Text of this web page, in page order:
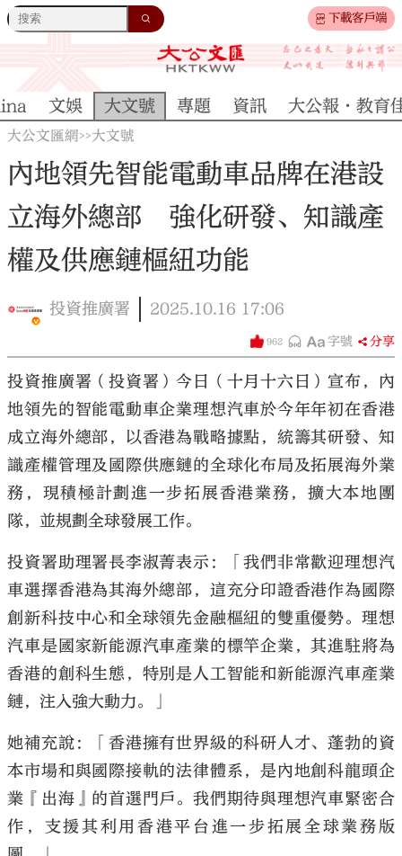
下載客戶端
大公文匯
文娛 大文號 專題 資訊 大公報·教育
大公文匯網>>大文號
內地領先智能電動車品牌在港設
立海外總部 強化研發、知識產
權及供應鏈樞紐功能
投資推廣署 2025.10.16 17:06
962 字號 分享
投資推廣署（投資署）今日（十月十六日）宣布，內
地領先的智能電動車企業理想汽車於今年年初在香港
成立海外總部，以香港為戰略據點，統籌其研發、知
識產權管理及國際供應鏈的全球化布局及拓展海外業
務，現積極計劃進一步拓展香港業務，擴大本地團
隊，並規劃全球發展工作。
投資署助理署長李淑菁表示：「我們非常歡迎理想汽
車選擇香港為其海外總部，這充分印證香港作為國際
創新科技中心和全球領先金融樞紐的雙重優勢。理想
汽車是國家新能源汽車產業的標竿企業，其進駐將為
香港的創科生態，特別是人工智能和新能源汽車產業
鏈，注入強大動力。」
她補充說：「香港擁有世界級的科研人才、蓬勃的資
本市場和與國際接軌的法律體系，是內地創科龍頭企
業『出海』的首選門戶。我們期待與理想汽車緊密合
作，支援其利用香港平台進一步拓展全球業務版